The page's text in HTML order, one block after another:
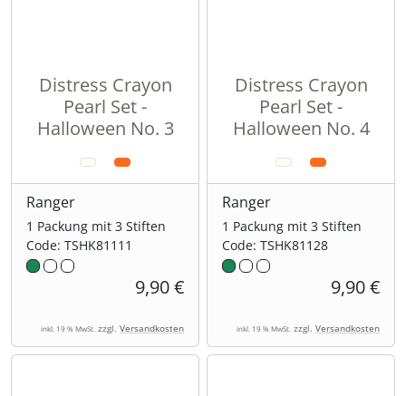
Distress Crayon
Pearl Set -
Halloween No. 3
Ranger
1 Packung mit 3 Stiften
Code: TSHK81111
9,90 €
inkl. 19 % MwSt. zzgl. Versandkosten
Distress Crayon
Pearl Set -
Halloween No. 4
Ranger
1 Packung mit 3 Stiften
Code: TSHK81128
9,90 €
inkl. 19 % MwSt. zzgl. Versandkosten